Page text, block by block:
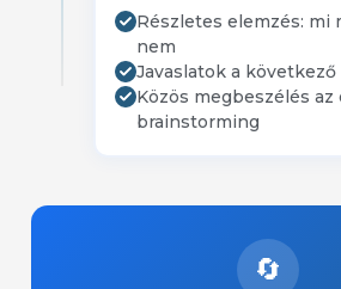
Részletes elemzés: mi
nem
Javaslatok a
Közös megbeszélés
brainstorming
🔄